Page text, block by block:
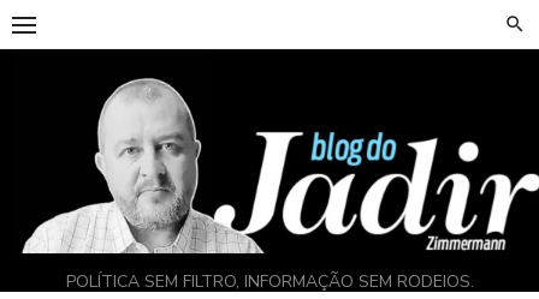
Skip
to
POLÍTICA SEM FILTRO, INFORMAÇÃO SEM RODEIOS.